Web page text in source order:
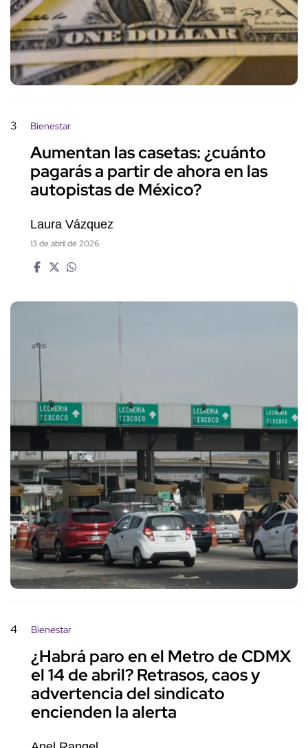
3 Bienestar
Aumentan las casetas: ¿cuánto
pagarás a partir de ahora en las
autopistas de México?
Laura Vázquez
13 de abril de 2026
4 Bienestar
¿Habrá paro en el Metro de CDMX
el 14 de abril? Retrasos, caos y
advertencia del sindicato
encienden la alerta